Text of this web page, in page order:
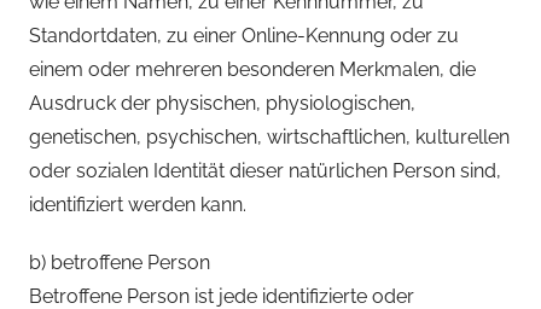
Standortdaten, zu einer Online-Kennung oder zu
einem oder mehreren besonderen Merkmalen, die
Ausdruck der physischen, physiologischen,
genetischen, psychischen, wirtschaftlichen, kulturellen
oder sozialen Identität dieser natürlichen Person sind,
identifiziert werden kann.
b) betroffene Person
Betroffene Person ist jede identifizierte oder